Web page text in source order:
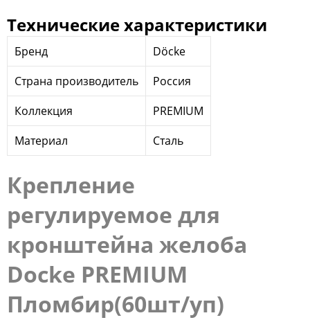
Технические характеристики
Бренд
Döcke
Страна производитель
Россия
Коллекция
PREMIUM
Материал
Сталь
Крепление
регулируемое для
кронштейна желоба
Docke PREMIUM
Пломбир(60шт/уп)